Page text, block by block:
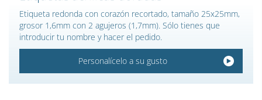
Etiqueta redonda con corazón recortado, tamaño 25x25mm,
grosor 1,6mm con 2 agujeros (1,7mm). Sólo tienes que
introducir tu nombre y hacer el pedido.
Personalícelo a su gusto